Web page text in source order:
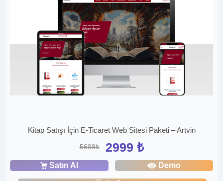
Kitap Satışı İçin E-Ticaret Web Sitesi Paketi – Artvin
5698₺ 2999 ₺
Satın Al Demo